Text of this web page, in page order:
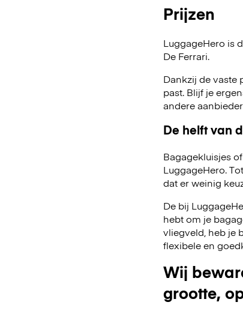
Prijzen
LuggageHero is
De Ferrari.
Dankzij de vaste
past. Blijf je
andere
De helft van
Bagagekluisjes
LuggageHero.
dat er weinig
De bij
hebt om je
vliegveld, heb je
flexibele en
Wij
grootte,